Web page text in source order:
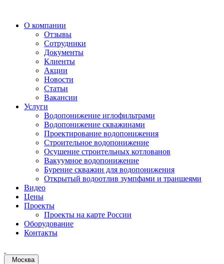
О компании
Отзывы
Сотрудники
Документы
Клиенты
Акции
Новости
Статьи
Вакансии
Услуги
Водопонижение иглофильтрами
Водопонижение скважинами
Проектирование водопонижения
Строительное водопонижение
Осушение строительных котлованов
Вакуумное водопонижение
Бурение скважин для водопонижения
Открытый водоотлив зумпфами и траншеями
Видео
Цены
Проекты
Проекты на карте России
Оборудование
Контакты
Москва